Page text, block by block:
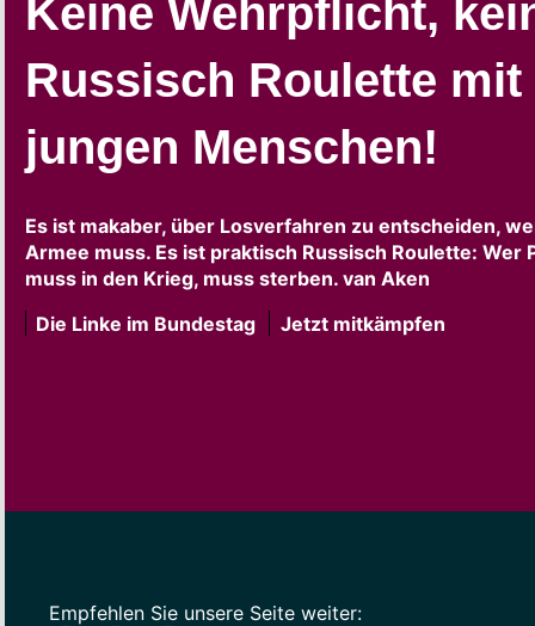
Keine Wehrpflicht,
Russisch Roulette mit
jungen Menschen!
Es ist makaber, über Losverfahren zu entscheiden,
Armee muss. Es ist praktisch Russisch Roulette: Wer
muss in den Krieg, muss sterben. van Aken
Die Linke im Bundestag
Jetzt mitkämpfen
Empfehlen Sie unsere Seite weiter: